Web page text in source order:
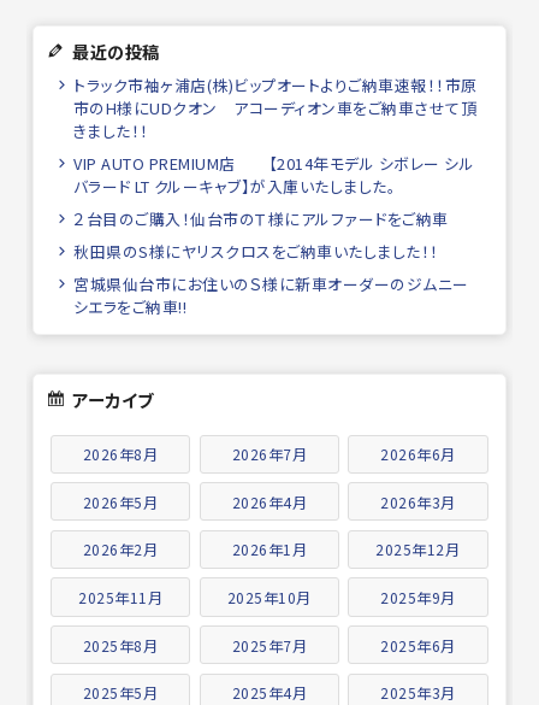
最近の投稿
トラック市袖ヶ浦店(株)ビップオートよりご納車速報！！市原
市のH様にUDクオン アコーディオン車をご納車させて頂
きました！！
VIP AUTO PREMIUM店 【2014年モデル シボレー シル
バラード LT クルーキャブ】が入庫いたしました。
２台目のご購入！仙台市のＴ様にアルファードをご納車
秋田県のS様にヤリスクロスをご納車いたしました！！
宮城県仙台市にお住いのＳ様に新車オーダーのジムニー
シエラをご納車!!
アーカイブ
2026年8月 2026年7月 2026年6月
2026年5月 2026年4月 2026年3月
2026年2月 2026年1月 2025年12月
2025年11月 2025年10月 2025年9月
2025年8月 2025年7月 2025年6月
2025年5月 2025年4月 2025年3月